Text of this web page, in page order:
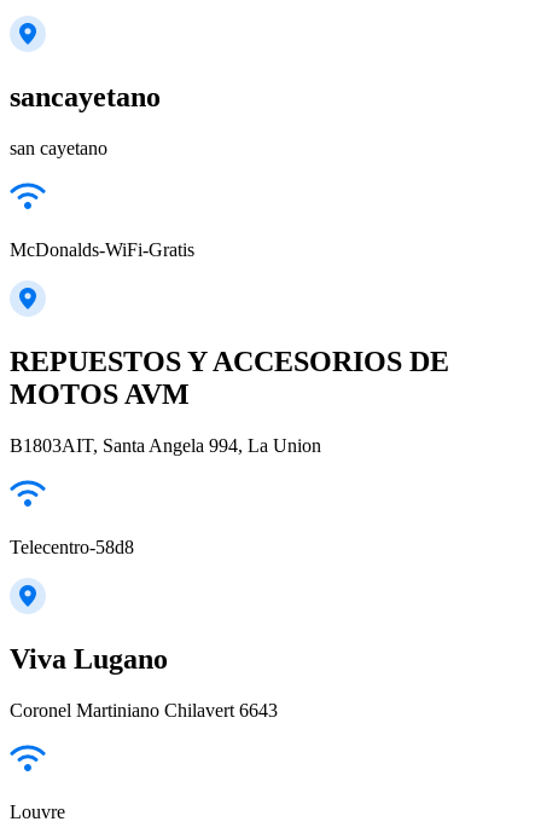
sancayetano
san cayetano
McDonalds-WiFi-Gratis
REPUESTOS Y ACCESORIOS DE
MOTOS AVM
B1803AIT, Santa Angela 994, La Union
Telecentro-58d8
Viva Lugano
Coronel Martiniano Chilavert 6643
Louvre